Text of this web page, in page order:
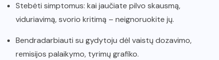
Stebėti simptomus: kai jaučiate pilvo skausmą,
viduriavimą, svorio kritimą – neignoruokite jų.
Bendradarbiauti su gydytoju dėl vaistų dozavimo,
remisijos palaikymo, tyrimų grafiko.